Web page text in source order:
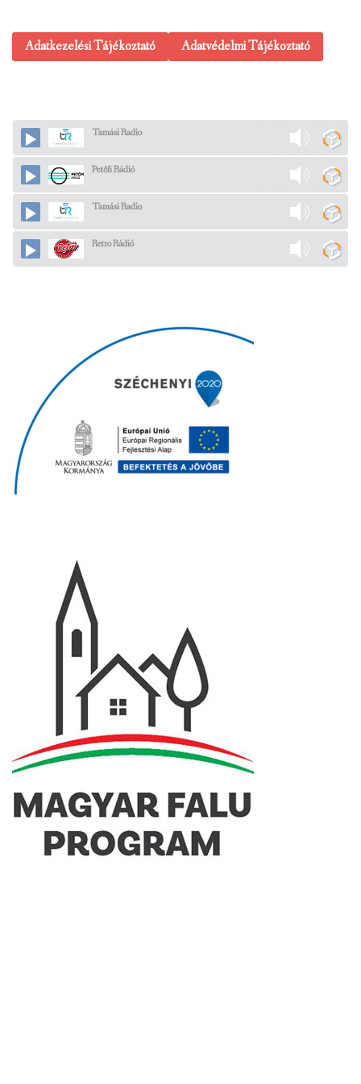
Adatkezelési Tájékoztató Adatvédelmi Tájékoztató
Tamási Radio
Petőfi Rádió
Tamási Radio
Retro Rádió